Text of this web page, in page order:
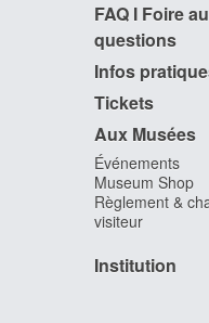
FAQ I Foire
questions
Infos
Tickets
Aux Musées
Événements
Museum Shop
Règlement &
visiteur
Institution